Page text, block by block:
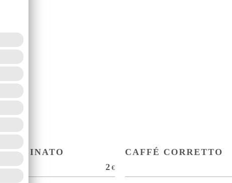
2 €
CAFFÉ CORRETTO